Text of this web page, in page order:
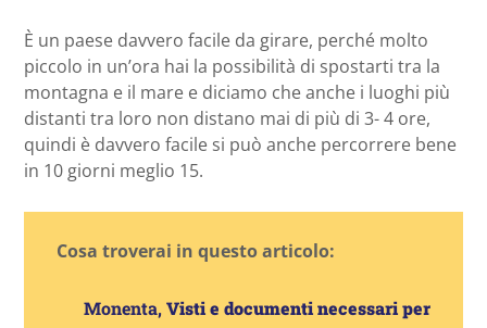
È un paese davvero facile da girare, perché molto
piccolo in un’ora hai la possibilità di spostarti tra la
montagna e il mare e diciamo che anche i luoghi più
distanti tra loro non distano mai di più di 3- 4 ore,
quindi è davvero facile si può anche percorrere bene
in 10 giorni meglio 15.
Cosa troverai in questo articolo:
Monenta,Visti e documenti necessari per